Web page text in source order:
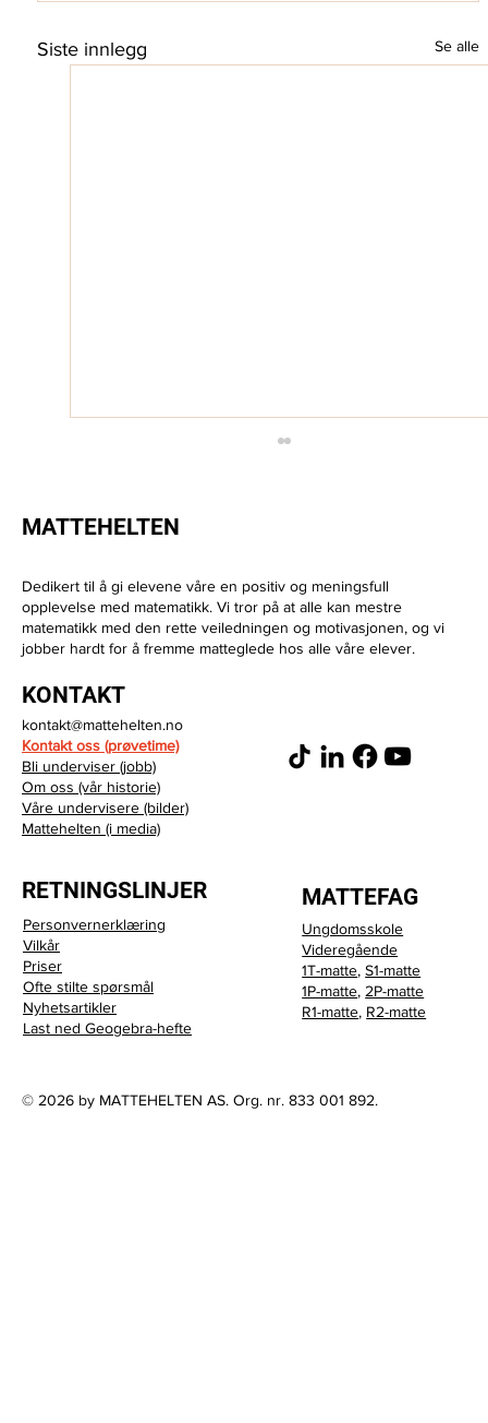
Siste innlegg Se alle
Beste sted for leksehjelp i matematikk
MATTEHELTEN
Dedikert til å gi elevene våre en positiv og meningsfull
opplevelse med matematikk. Vi tror på at alle kan mestre
matematikk med den rette veiledningen og motivasjonen, og vi
jobber hardt for å fremme matteglede hos alle våre elever.
KONTAKT
kontakt@mattehelten.no
Kontakt oss (prøvetime)
Bli underviser (jobb)
Om oss (vår historie)
Våre undervisere (bilder)
Mattehelten (i media)
RETNINGSLINJER
Personvernerklæring
Vilkår
Priser
Ofte stilte spørsmål
Nyhetsartikler
Last ned Geogebra-hefte
© 2026 by MATTEHELTEN AS. Org. nr. 833 001 892.
MATTEFAG
Ungdomsskole
Videregående
1T-matte,S1-matte
1P-matte, 2P-matte
R1-matte, R2-matte